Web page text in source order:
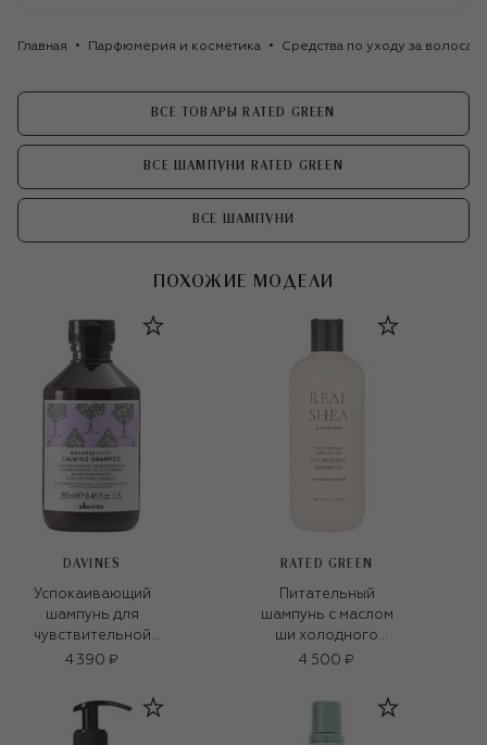
Главная Парфюмерия и косметика Средства по уходу за
ВСЕ ТОВАРЫ RATED GREEN
ВСЕ ШАМПУНИ RATED GREEN
ВСЕ ШАМПУНИ
ПОХОЖИЕ МОДЕЛИ
DAVINES
Успокаивающий
шампунь для
чувствительной
кожи головы
4 390 ₽
RATED GREEN
Питательный
шампунь с маслом
ши холодного
отжима (400ml)
4 500 ₽